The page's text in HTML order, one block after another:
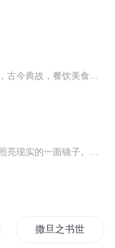
撒旦之书世界末日